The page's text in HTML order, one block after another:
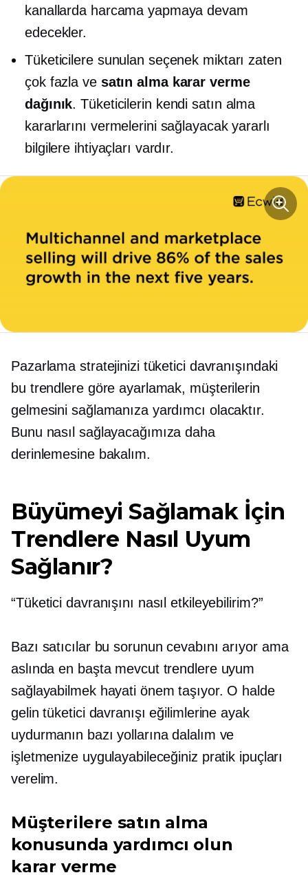
kanallarda harcama yapmaya devam
edecekler.
Tüketicilere sunulan seçenek miktarı zaten
çok fazla ve satın alma karar verme
dağınık. Tüketicilerin kendi satın alma
kararlarını vermelerini sağlayacak yararlı
bilgilere ihtiyaçları vardır.
Pazarlama stratejinizi tüketici davranışındaki
bu trendlere göre ayarlamak, müşterilerin
gelmesini sağlamanıza yardımcı olacaktır.
Bunu nasıl sağlayacağımıza daha
derinlemesine bakalım.
Büyümeyi Sağlamak İçin
Trendlere Nasıl Uyum
Sağlanır?
“Tüketici davranışını nasıl etkileyebilirim?”
Bazı satıcılar bu sorunun cevabını arıyor ama
aslında en başta mevcut trendlere uyum
sağlayabilmek hayati önem taşıyor. O halde
gelin tüketici davranışı eğilimlerine ayak
uydurmanın bazı yollarına dalalım ve
işletmenize uygulayabileceğiniz pratik ipuçları
verelim.
Müşterilere satın alma
konusunda yardımcı olun
karar verme